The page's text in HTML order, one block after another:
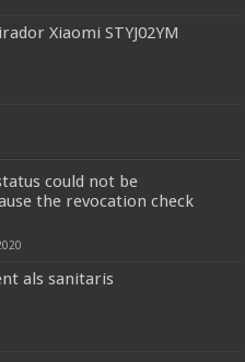
Xiaomi STYJ02YM
could not be
the revocation check
als sanitaris